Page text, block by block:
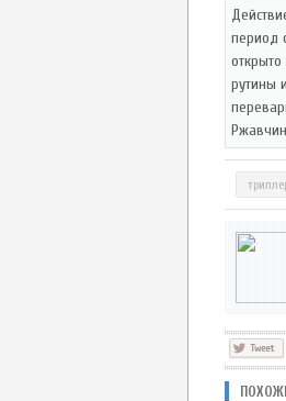
период
рутины